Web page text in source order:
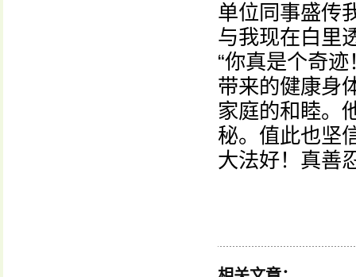
单位同事盛传
与我现在白里
“你真是个奇
带来的健康身
家庭的和睦。
秘。值此也坚
大法好！真善